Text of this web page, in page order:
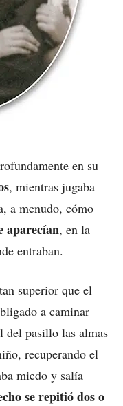
en su
, mientras jugaba
a menudo, cómo
aparecían, en la
entraban.
superior que el
a caminar
del pasillo las almas
recuperando el
miedo y salía
se repitió dos o